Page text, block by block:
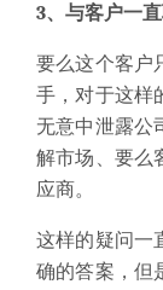
3、与客户一
要么这个客户
手，对于这样
无意中泄露公
解市场、要么
应商。
这样的疑问一
确的答案，但